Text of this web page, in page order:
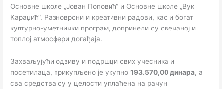
Основне школе „Јован Поповић“ и Основне школе „Вук
Караџић“. Разноврсни и креативни радови, као и богат
културно-уметнички програм, допринели су свечаној и
топлој атмосфери догађаја.
Захваљујући одзиву и подршци свих учесника и
посетилаца, прикупљено је укупно193.570,00 динара, а
сва средства су у целости уплаћена на рачун